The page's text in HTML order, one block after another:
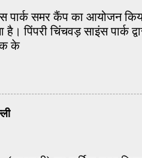
समर कैंप का आयोजन
पिंपरी चिंचवड़ साइंस पार्क
के